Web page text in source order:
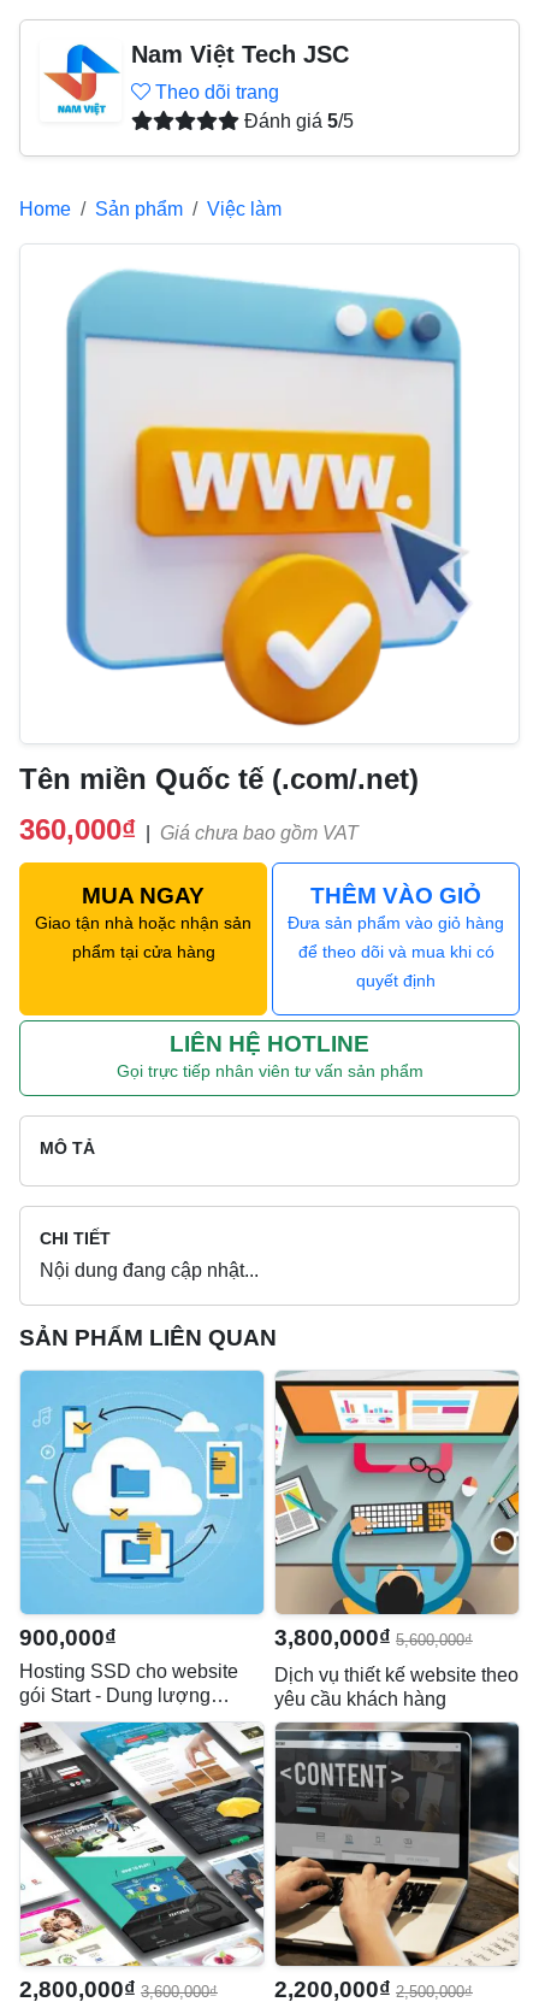
Nam Việt Tech JSC
Theo dõi trang
Đánh giá 5/5
Home Sản phẩm Việc làm
Tên miền Quốc tế (.com/.net)
360,000₫
Giá chưa bao gồm VAT
MUA NGAY
Giao tận nhà hoặc nhận sản
phẩm tại cửa hàng
THÊM VÀO GIỎ
Đưa sản phẩm vào giỏ hàng
để theo dõi và mua khi có
quyết định
LIÊN HỆ HOTLINE
Gọi trực tiếp nhân viên tư vấn sản phẩm
MÔ TẢ
CHI TIẾT
Nội dung đang cập nhật...
SẢN PHẨM LIÊN QUAN
900,000₫
Hosting SSD cho website
gói Start - Dung lượng
1.5GB
3,800,000₫ 5,600,000₫
Dịch vụ thiết kế website theo
yêu cầu khách hàng
2,800,000₫ 3,600,000₫ 2,200,000₫ 2,500,000₫